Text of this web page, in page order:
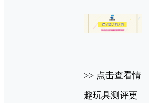
>> 点击查看情
趣玩具测评更